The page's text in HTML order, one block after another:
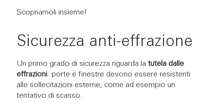
Scopriamoli insieme!
Sicurezza anti-effrazione
Un primo grado di sicurezza riguarda la tutela dalle
effrazioni: porte e finestre devono essere resistenti
alle sollecitazioni esterne, come ad esempio un
tentativo di scasso.